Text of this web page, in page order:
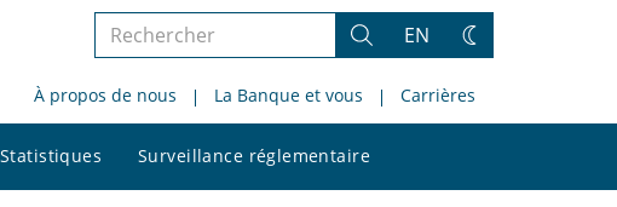
Rechercher
le
site
Rechercher
EN
Changez
thème
À propos de nous La Banque et vous Carrières
Statistiques Surveillance réglementaire
le